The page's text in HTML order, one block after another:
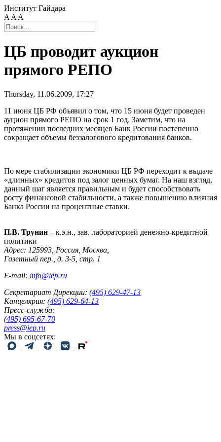
Институт Гайдара
A A A
ЦБ проводит аукцион
прямого РЕПО
Thursday, 11.06.2009, 17:27
11 июня ЦБ РФ объявил о том, что 15 июня будет проведен
ауцион прямого РЕПО на срок 1 год. Заметим, что на
протяжении последних месяцев Банк России постепенно
сокращает объемы беззалогового кредитования банков.
По мере стабилизации экономики ЦБ РФ переходит к выдаче
«длинных» кредитов под залог ценных бумаг. На наш взгляд,
данный шаг является правильным и будет способствовать
росту финансовой стабильности, а также повышению влияния
Банка России на процентные ставки.
П.В. Трунин – к.э.н., зав. лабораторией денежно-кредитной
политики
Адрес: 125993, Россия, Москва,
Газетный пер., д. 3-5, стр. 1
E-mail: info@iep.ru
Секретариат Дирекции: (495) 629-47-13
Канцелярия: (495) 629-64-13
Пресс-служба:
(495) 695-67-70
press@iep.ru
Мы в соцсетях: